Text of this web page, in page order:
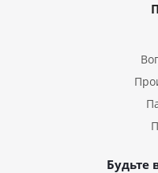
Будьте